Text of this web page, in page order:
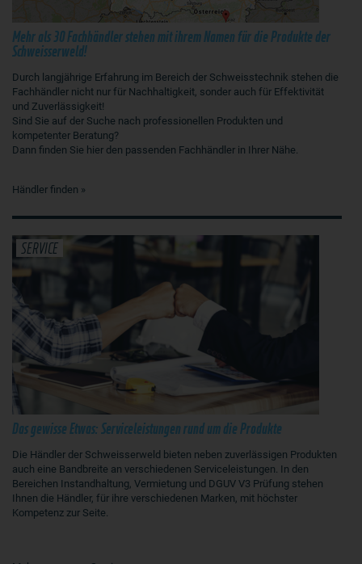
Mehr als 30 Fachhändler stehen mit ihrem Namen für die Produkte der
Schweisserweld!
Durch langjährige Erfahrung im Bereich der Schweisstechnik stehen die
Fachhändler nicht nur für Nachhaltigkeit, sonder auch für Effektivität
und Zuverlässigkeit!
Sind Sie auf der Suche nach professionellen Produkten und
kompetenter Beratung?
Dann finden Sie hier den passenden Fachhändler in Ihrer Nähe.
Händler finden »
SERVICE
Das gewisse Etwas: Serviceleistungen rund um die Produkte
Die Händler der Schweisserweld bieten neben zuverlässigen Produkten
auch eine Bandbreite an verschiedenen Serviceleistungen. In den
Bereichen Instandhaltung, Vermietung und DGUV V3 Prüfung stehen
Ihnen die Händler, für ihre verschiedenen Marken, mit höchster
Kompetenz zur Seite.